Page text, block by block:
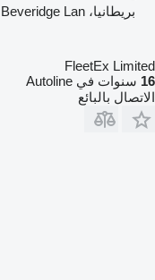
بريطانيا، Cliffe Hill Depot Beveridge Lan
FleetEx Limited
16 سنوات في Autoline
الاتصال بالبائع